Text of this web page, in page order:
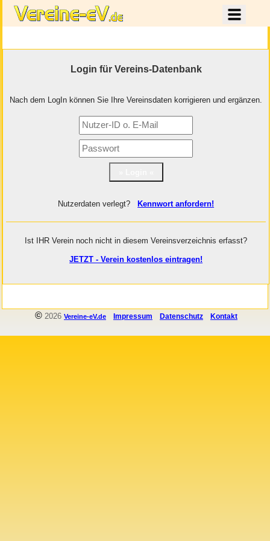
Login für Vereins-Datenbank
Nach dem LogIn können Sie Ihre Vereinsdaten korrigieren und ergänzen.
Nutzerdaten verlegt? Kennwort anfordern!
Ist IHR Verein noch nicht in diesem Vereinsverzeichnis erfasst?
JETZT - Verein kostenlos eintragen!
© 2026 Vereine-eV.de Impressum Datenschutz Kontakt